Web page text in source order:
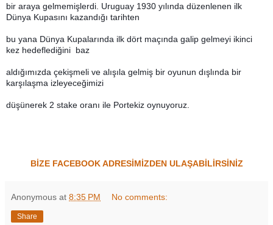
bir araya gelmemişlerdi. Uruguay 1930 yılında düzenlenen ilk
Dünya Kupasını kazandığı tarihten
bu yana Dünya Kupalarında ilk dört maçında galip gelmeyi ikinci
kez hedeflediğini baz
aldığımızda çekişmeli ve alışıla gelmiş bir oyunun dışlında bir
karşılaşma izleyeceğimizi
düşünerek 2 stake oranı ile Portekiz oynuyoruz.
BİZE FACEBOOK ADRESİMİZDEN ULAŞABİLİRSİNİZ
Anonymous at 8:35 PM No comments:
Share